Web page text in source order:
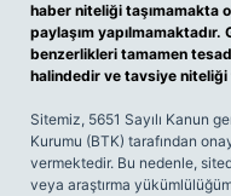
haber niteliği taşımamakta
paylaşım
benzerlikleri tamamen
halindedir ve tavsiye niteliği
Sitemiz, 5651 Sayılı Kanun
Kurumu (BTK) tarafından
vermektedir. Bu nedenle,
veya araştırma